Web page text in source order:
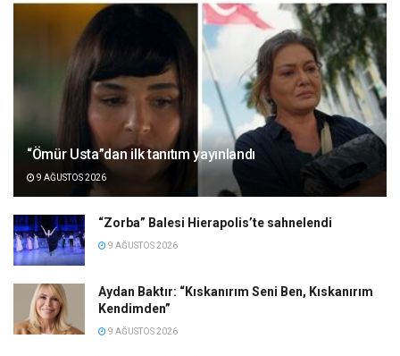
“Ömür Usta”dan ilk tanıtım yayınlandı
9 AĞUSTOS 2026
“Zorba” Balesi Hierapolis’te sahnelendi
9 AĞUSTOS 2026
Aydan Baktır: “Kıskanırım Seni Ben, Kıskanırım
Kendimden”
9 AĞUSTOS 2026